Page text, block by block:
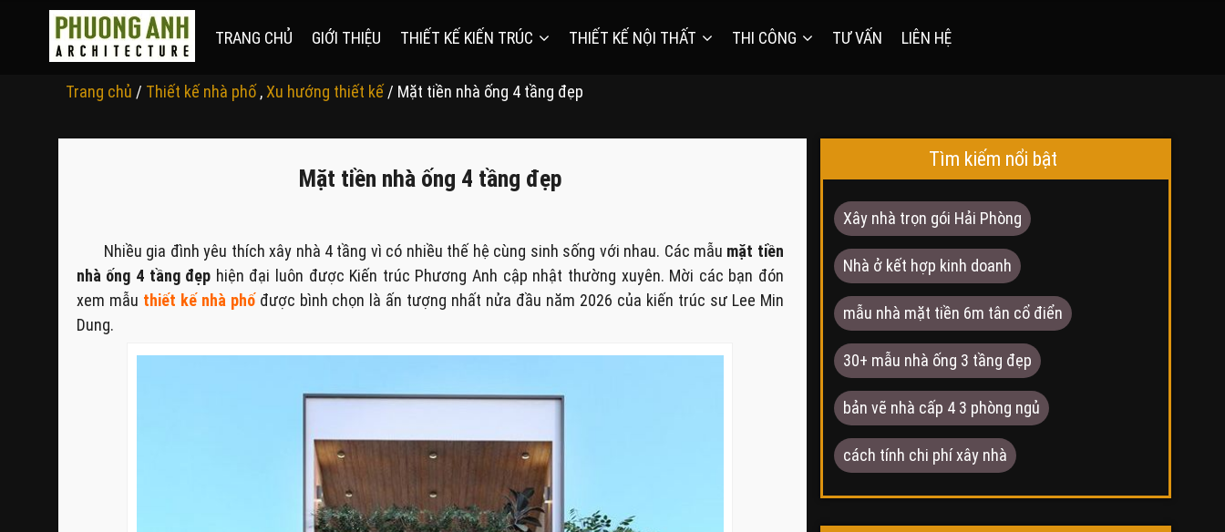
TRANG CHỦ GIỚI THIỆU THIẾT KẾ KIẾN TRÚC THIẾT KẾ NỘI THẤT THI CÔNG TƯ VẤN LIÊN HỆ
Trang chủ / Thiết kế nhà phố, Xu hướng thiết kế/ Mặt tiền nhà ống 4 tầng đẹp
Mặt tiền nhà ống 4 tầng đẹp
Nhiều gia đình yêu thích xây nhà 4 tầng vì có nhiều thế hệ cùng sinh sống với nhau. Các mẫu mặt tiền
nhà ống 4 tầng đẹp hiện đại luôn được Kiến trúc Phương Anh cập nhật thường xuyên. Mời các bạn đón
xem mẫu thiết kế nhà phốđược bình chọn là ấn tượng nhất nửa đầu năm 2026 của kiến trúc sư Lee Min
Dung.
Tìm kiếm nổi bật
Xây nhà trọn gói Hải Phòng
Nhà ở kết hợp kinh doanh
mẫu nhà mặt tiền 6m tân cổ điển
30+ mẫu nhà ống 3 tầng đẹp
bản vẽ nhà cấp 4 3 phòng ngủ
cách tính chi phí xây nhà